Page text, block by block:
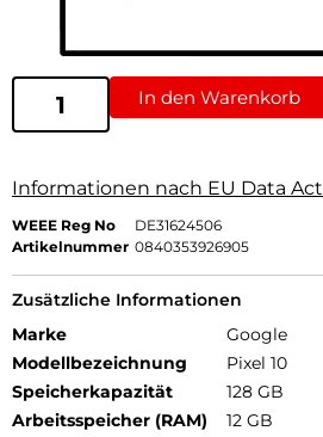
In den Warenkorb
Informationen nach EU Data Act
WEEE Reg No
DE31624506
Artikelnummer 0840353926905
Zusätzliche Informationen
Marke
Google
Modellbezeichnung
Pixel 10
Speicherkapazität
128 GB
Arbeitsspeicher (RAM)
12 GB